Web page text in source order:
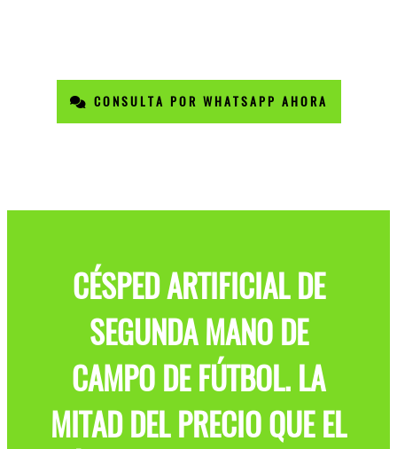
CONSULTA POR WHATSAPP AHORA
CÉSPED ARTIFICIAL DE
SEGUNDA MANO DE
CAMPO DE FÚTBOL. LA
MITAD DEL PRECIO QUE EL